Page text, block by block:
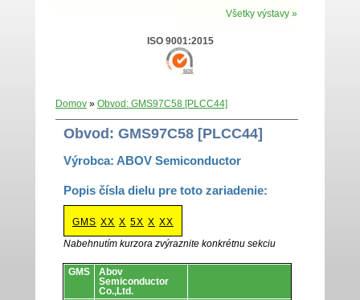
Všetky výstavy »
ISO 9001:2015
Domov » Obvod: GMS97C58 [PLCC44]
Obvod: GMS97C58 [PLCC44]
Výrobca: ABOV Semiconductor
Popis čísla dielu pre toto zariadenie:
GMS XX X 5X X XX
Nabehnutím kurzora zvýraznite konkrétnu sekciu
Obvody.
GMS
Abov
Semiconductor
Co.,Ltd.